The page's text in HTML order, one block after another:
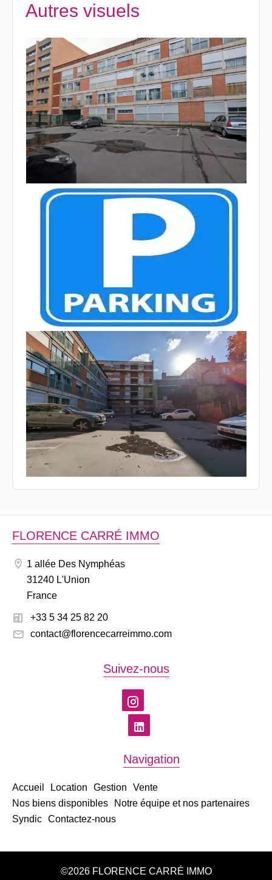
Autres visuels
FLORENCE CARRÉ IMMO
1 allée Des Nymphéas
31240 L'Union
France
+33 5 34 25 82 20
contact@florencecarreimmo.com
Suivez-nous
Navigation
Accueil Location Gestion
Vente
Nos biens disponibles
Notre équipe et nos partenaires
Syndic Contactez-nous
©2026 FLORENCE CARRÉ IMMO